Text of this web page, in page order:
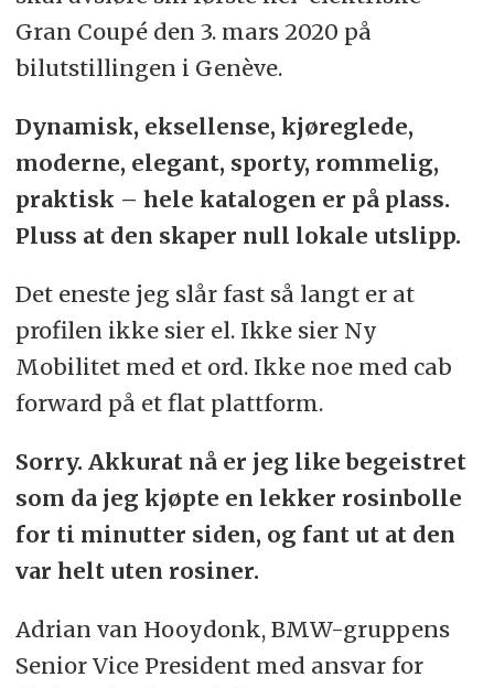
Gran Coupé den 3. mars 2020 på
bilutstillingen i Genève.
Dynamisk, eksellense, kjøreglede,
moderne, elegant, sporty, rommelig,
praktisk – hele katalogen er på plass.
Pluss at den skaper null lokale utslipp.
Det eneste jeg slår fast så langt er at
profilen ikke sier el. Ikke sier Ny
Mobilitet med et ord. Ikke noe med cab
forward på et flat plattform.
Sorry. Akkurat nå er jeg like begeistret
som da jeg kjøpte en lekker rosinbolle
for ti minutter siden, og fant ut at den
var helt uten rosiner.
Adrian van Hooydonk, BMW-gruppens
Senior Vice President med ansvar for